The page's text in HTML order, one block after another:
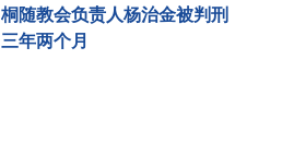
桐随教会负责人杨治金被判刑
三年两个月